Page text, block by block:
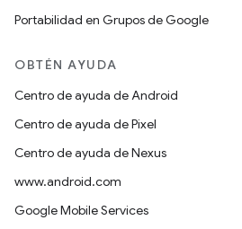
Portabilidad en Grupos de Google
OBTÉN AYUDA
Centro de ayuda de Android
Centro de ayuda de Pixel
Centro de ayuda de Nexus
www.android.com
Google Mobile Services